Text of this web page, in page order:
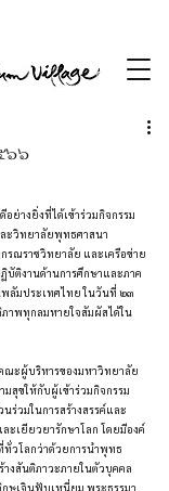
๖๖
างยิ่งที่ได้เข้าร่วมกิจกรรม
ะวิทยาลัยพุทธศาสนา
รณราชวิทยาลัย และเครือข่าย
บัติงานด้านการศึกษาและภาค
ลัมประเทศไทย ในวันที่ ๒๓
าพทุกลมหายใจสัมผัสได้ใน
ณะผู้บริหารของมหาวิทยาลัย
สุขให้กับผู้เข้าร่วมกิจกรรม
ร่วมในการสร้างสรรค์และ
ะเยียวยารักษาโลก โดยมีองค์
วโลกว่าด้วยการนำพุทธ
างสันติภาวะภายในตัวบุคคล
ษุเจินฟับเหนี่ยม พระธรรมา